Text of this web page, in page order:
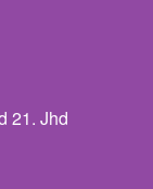
21. Jhd